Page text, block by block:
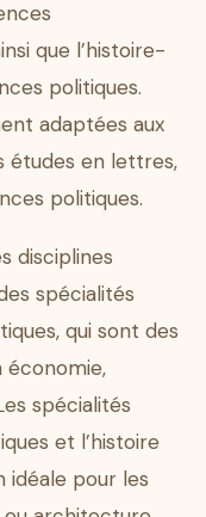
que l’histoire-
politiques.
adaptées aux
études en lettres,
politiques.
disciplines
spécialités
qui sont des
économie,
spécialités
et l’histoire
idéale pour les